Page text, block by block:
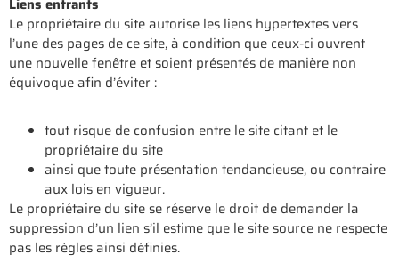
Liens entrants
Le propriétaire du site autorise les liens hypertextes vers
l’une des pages de ce site, à condition que ceux-ci ouvrent
une nouvelle fenêtre et soient présentés de manière non
équivoque afin d’éviter :
tout risque de confusion entre le site citant et le
propriétaire du site
ainsi que toute présentation tendancieuse, ou contraire
aux lois en vigueur.
Le propriétaire du site se réserve le droit de demander la
suppression d’un lien s’il estime que le site source ne respecte
pas les règles ainsi définies.